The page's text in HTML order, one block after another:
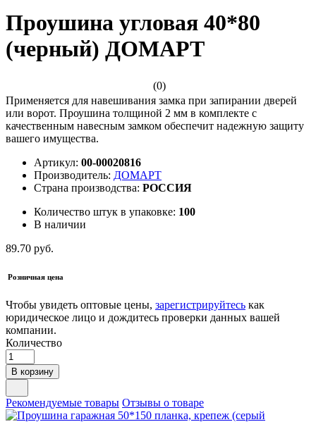
Проушина угловая 40*80
(черный) ДОМАРТ
(0)
Применяется для навешивания замка при запирании дверей
или ворот. Проушина толщиной 2 мм в комплекте с
качественным навесным замком обеспечит надежную защиту
вашего имущества.
Артикул: 00-00020816
Производитель: ДОМАРТ
Страна производства: РОССИЯ
Количество штук в упаковке: 100
В наличии
89.70 руб.
Розничная цена
Чтобы увидеть оптовые цены, зарегистрируйтесь как
юридическое лицо и дождитесь проверки данных вашей
компании.
Количество
В корзину
Рекомендуемые товары Отзывы о товаре